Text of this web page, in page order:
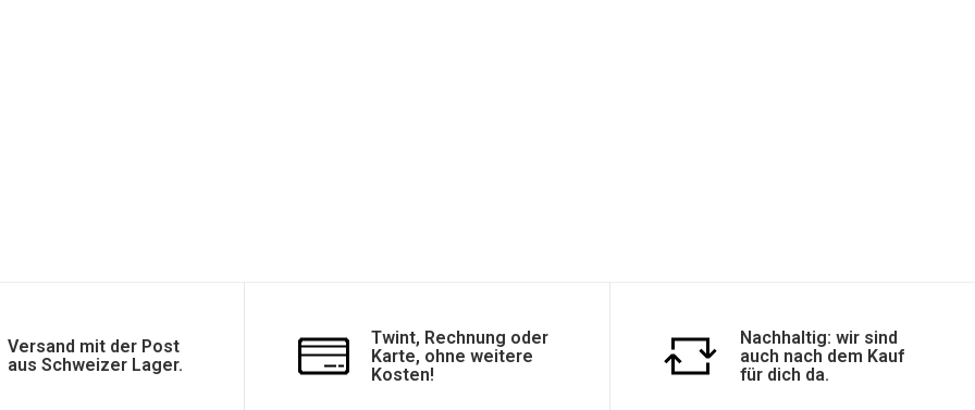
Versand mit der Post
aus Schweizer Lager.
Twint, Rechnung oder
Karte, ohne weitere
Kosten!
Nachhaltig: wir sind
auch nach dem Kauf
für dich da.